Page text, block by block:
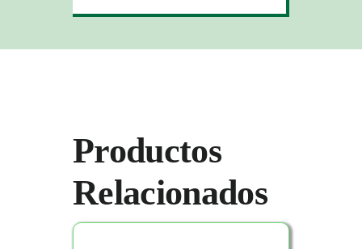
Productos
Relacionados